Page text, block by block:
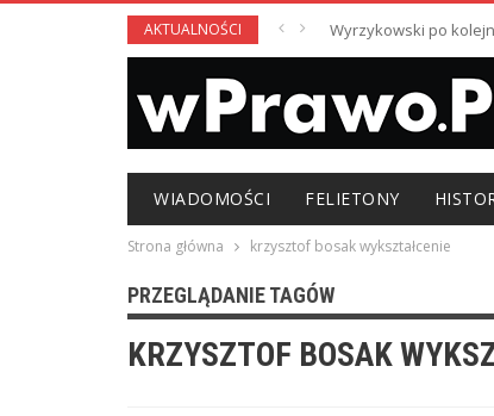
AKTUALNOŚCI Wyrzykowski po
WIADOMOŚCI FELIETONY
Strona główna krzysztof bosak wykształcenie
PRZEGLĄDANIE TAGÓW
KRZYSZTOF BOSAK